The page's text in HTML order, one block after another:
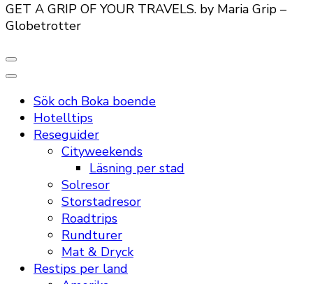
GET A GRIP OF YOUR TRAVELS. by Maria Grip –
Globetrotter
Sök och Boka boende
Hotelltips
Reseguider
Cityweekends
Läsning per stad
Solresor
Storstadresor
Roadtrips
Rundturer
Mat & Dryck
Restips per land